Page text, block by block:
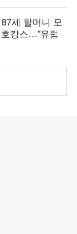
세 할머니 모
캉스…"유럽